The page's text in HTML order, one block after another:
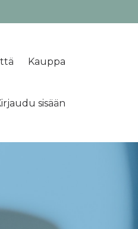
Kauppa
sisään